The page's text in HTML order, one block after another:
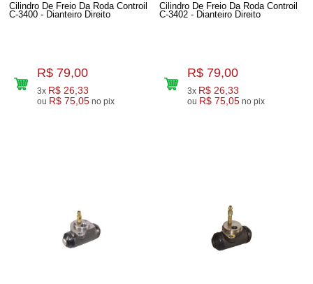
Cilindro De Freio Da Roda Controil
C-3400 - Dianteiro Direito
R$ 79,00
3x R$ 26,33
ou R$ 75,05 no pix
Cilindro De Freio Da Roda Controil
C-3402 - Dianteiro Direito
R$ 79,00
3x R$ 26,33
ou R$ 75,05 no pix